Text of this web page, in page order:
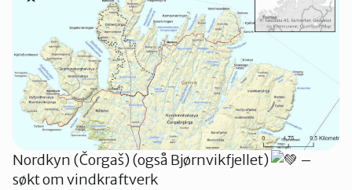
Nordkyn (Čorgaš) (også Bjørnvikfjellet)
–
søkt om vindkraftverk